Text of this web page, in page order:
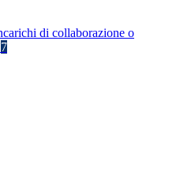
di collaborazione o
7